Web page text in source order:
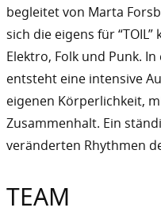
begleitet von Marta
sich die eigens für
Elektro, Folk und Punk.
entsteht eine intensive
eigenen Körperlichkeit,
Zusammenhalt. Ein
veränderten Rhythmen
TEAM